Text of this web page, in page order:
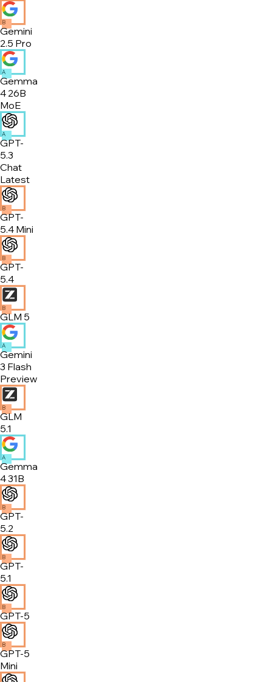
B
Gemini
2.5 Pro
A
Gemma
4 26B
MoE
A
GPT-
5.3
Chat
Latest
B
GPT-
5.4 Mini
B
GPT-
5.4
B
GLM 5
A
Gemini
3 Flash
Preview
B
GLM
5.1
A
Gemma
4 31B
B
GPT-
5.2
B
GPT-
5.1
B
GPT-5
B
GPT-5
Mini